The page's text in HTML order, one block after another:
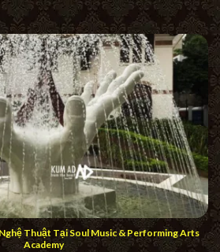
Thuật Tại Soul Music & Performing Arts
Academy